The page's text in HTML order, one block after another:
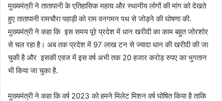
मुख्यमंत्री ने तातापानी के एतिहासिक महत्व और स्थानीय लोगों की मांग को देखते
हुए तातापानी रामचौरा पहाड़ी को राम वनगमन पथ से जोड़ने की घोषणा की.
मुख्यमंत्री ने कहा कि इस समय पूरे प्रदेश में धान खरीदी का काम बहुत जोरशोर
से चल रहा है। अब तक प्रदेश में 97 लाख टन से ज्यादा धान की खरीदी की जा
चुकी है और इसकी एवज में इस वर्ष अभी तक 20 हजार करोड़ रुपए का भुगतान
भी किया जा चुका है.
मुख्यमंत्री ने कहा कि वर्ष 2023 को हमने मिलेट मिशन वर्ष घोषित किया है ताकि